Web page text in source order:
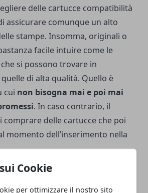
Cookie
per ottimizzare il nostro sito
delle cartucce compatibilità
assicurare comunque un alto
stampe. Insomma, originali o
facile intuire come le
si possono trovare in
di alta qualità. Quello è
cui non bisogna mai e poi mai
. In caso contrario, il
comprare delle cartucce che poi
momento dell’inserimento nella